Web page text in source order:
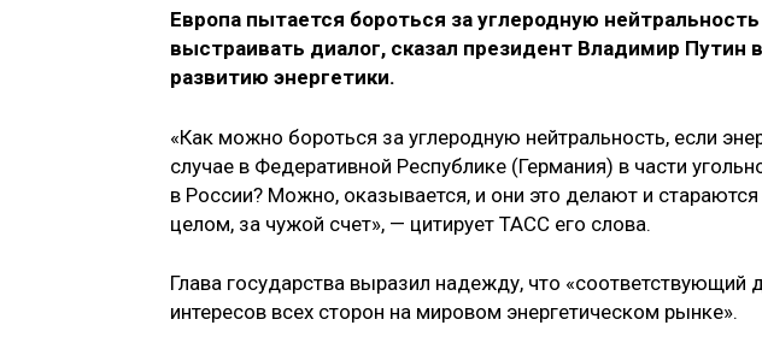
Европа пытается бороться за углеродную нейтральность
выстраивать диалог, сказал президент Владимир Путин
развитию энергетики.
«Как можно бороться за углеродную нейтральность, если
случае в Федеративной Республике (Германия) в части
в России? Можно, оказывается, и они это делают и
целом, за чужой счет», — цитирует ТАСС его слова.
Глава государства выразил надежду, что «соответствующий
интересов всех сторон на мировом энергетическом рынке».